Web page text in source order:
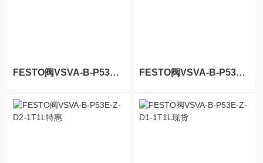
FESTO阀VSVA-B-P53F-Z-D2-1T1L特惠 FESTO阀VSVA-B-P53F-Z-D1-1T1L现货